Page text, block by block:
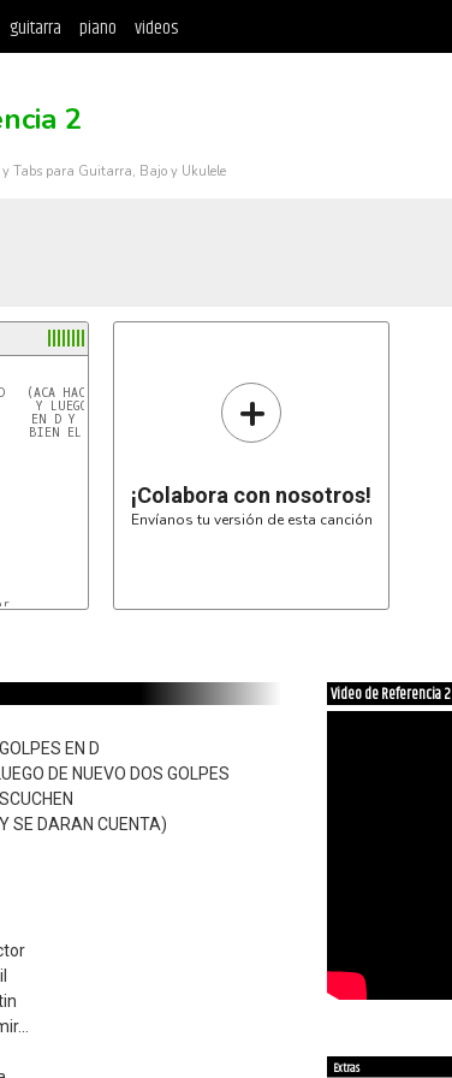
guitarra piano videos
2
y Tabs para Guitarra, Bajo y Ukulele
(ACA HACE DOS GOLPES EN D
DE NUEVO DOS GOLPES
EN D Y CAE EN Gm, ESCUCHEN
EL TEMA Y SE DARAN CUENTA) +
¡Colabora con nosotros!
Envíanos tu versión de esta canción
EN D
DE NUEVO DOS GOLPES
SE DARAN CUENTA)
Video de Referencia 2
Extras